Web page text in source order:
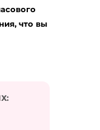
что вы